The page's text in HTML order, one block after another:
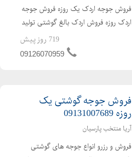
فروش جوجه اردک یک روزه فروش جوجه
اردک روزه فروش اردک بالغ گوشتی تولید
کننده ی جوجه اردک از یک روزه تا بالغ
فروش اردک گوشتی عمده ای و خرده ای
719 روز پیش
09126070959
فروش جوجه گوشتی یک
روزه 09131007689
آریا منتخب پارسیان
فروش و رزرو انواع جوجه های گوشتی